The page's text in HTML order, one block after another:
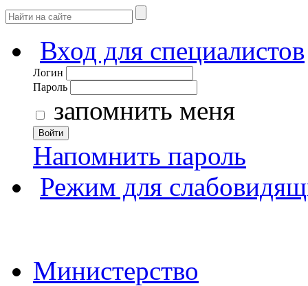
Вход для специалистов
Логин
Пароль
запомнить меня
Войти
Напомнить пароль
Режим для
Министерство